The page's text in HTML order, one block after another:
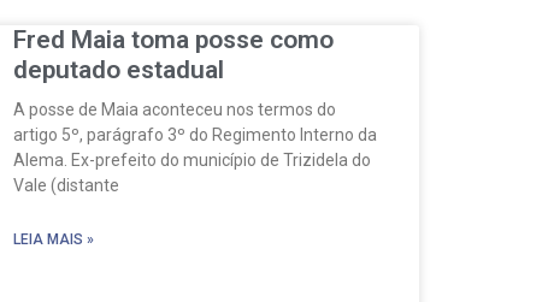
Fred Maia toma posse como
deputado estadual
A posse de Maia aconteceu nos termos do
artigo 5º, parágrafo 3º do Regimento Interno da
Alema. Ex-prefeito do município de Trizidela do
Vale (distante
LEIA MAIS »